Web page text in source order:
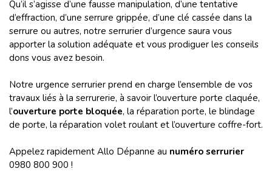
Qu’il s’agisse d’une fausse manipulation, d’une tentative
d’effraction, d’une serrure grippée, d’une clé cassée dans la
serrure ou autres, notre serrurier d’urgence saura vous
apporter la solution adéquate et vous prodiguer les conseils
dons vous avez besoin.
Notre urgence serrurier prend en charge l’ensemble de vos
travaux liés à la serrurerie, à savoir l’ouverture porte claquée,
l’ouverture porte bloquée, la réparation porte, le blindage
de porte, la réparation volet roulant et l’ouverture coffre-fort.
Appelez rapidement Allo Dépanne au numéro serrurier
0980 800 900 !